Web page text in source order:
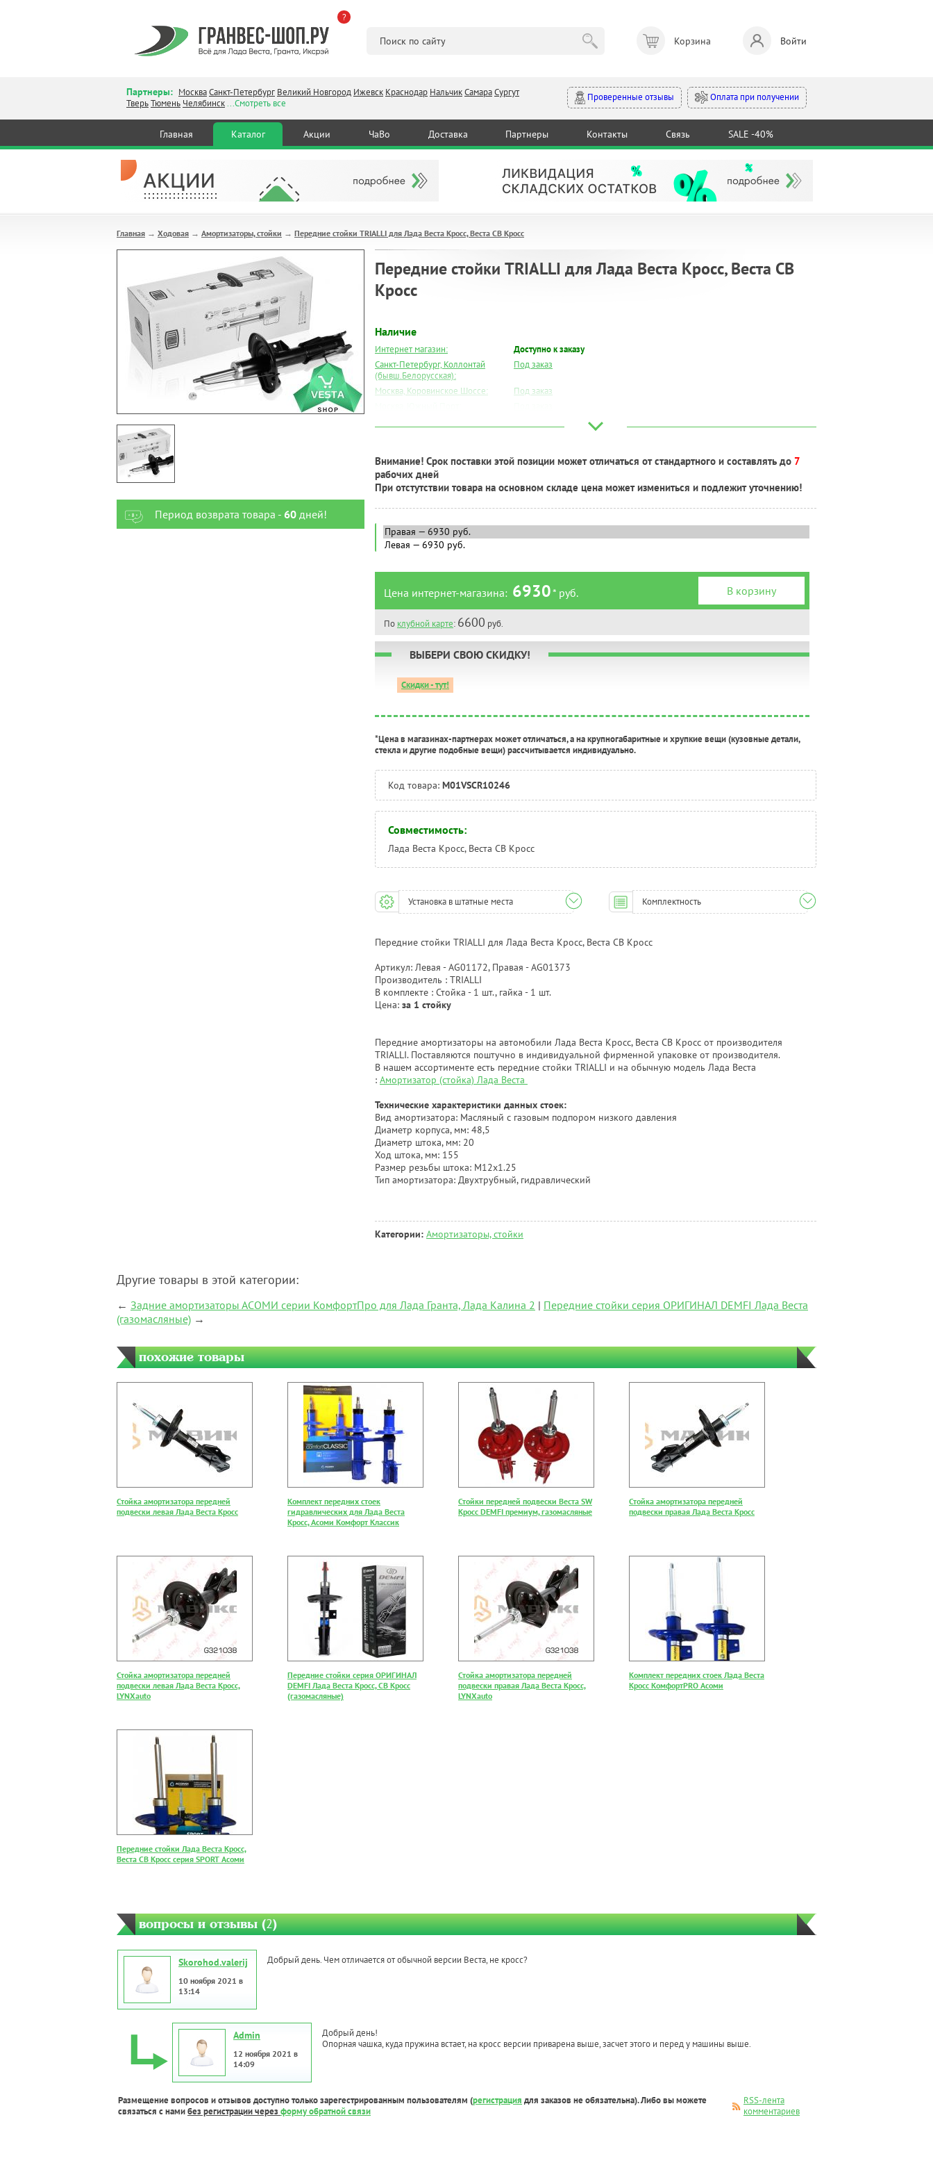
?
Корзина Войти
Партнеры: МоскваСанкт-Петербург Великий Новгород Ижевск Краснодар НальчикСамараСургут
ТверьТюмень Челябинск...Смотреть все
Проверенные отзывы Оплата при получении
Главная Каталог Акции ЧаВо Доставка Партнеры Контакты Связь SALE -40%
Главная → Ходовая → Амортизаторы, стойки → Передние стойки TRIALLI для Лада Веста Кросс, Веста СВ Кросс
Период возврата товара - 60дней!
Передние стойки TRIALLI для Лада Веста Кросс, Веста СВ
Кросс
Наличие
Интернет магазин:
Доступно к заказу
Санкт-Петербург, Коллонтай
(бывш.Белорусская):
Под заказ
Москва, Коровинское Шоссе:
Под заказ
Самара:
Под заказ
Тверь:
Внимание! Срок поставки этой позиции может отличаться от стандартного и составлять до 7
рабочих дней
При отстутствии товара на основном складе цена может измениться и подлежит уточнению!
Цена интернет-магазина: 6930* руб. В корзину
По клубной карте: 6600 руб.
ВЫБЕРИ СВОЮ СКИДКУ!
Скидки - тут!
*Цена в магазинах-партнерах может отличаться, а на крупногабаритные и хрупкие вещи (кузовные детали,
стекла и другие подобные вещи) рассчитывается индивидуально.
Код товара: M01VSCR10246
Совместимость:
Лада Веста Кросс, Веста СВ Кросс
Установка в штатные места Комплектность
Передние стойки TRIALLI для Лада Веста Кросс, Веста СВ Кросс
Артикул: Левая - AG01172, Правая - AG01373
Производитель : TRIALLI
В комплекте : Стойка - 1 шт., гайка - 1 шт.
Цена: за 1 стойку
Передние амортизаторы на автомобили Лада Веста Кросс, Веста СВ Кросс от производителя
TRIALLI. Поставляются поштучно в индивидуальной фирменной упаковке от производителя.
В нашем ассортименте есть передние стойки TRIALLI и на обычную модель Лада Веста
: Амортизатор (стойка) Лада Веста
Технические характеристики данных стоек:
Вид амортизатора: Масляный с газовым подпором низкого давления
Диаметр корпуса, мм: 48,5
Диаметр штока, мм: 20
Ход штока, мм: 155
Размер резьбы штока: M12x1.25
Тип амортизатора: Двухтрубный, гидравлический
Категории: Амортизаторы, стойки
Другие товары в этой категории:
← Задние амортизаторы АСОМИ серии КомфортПро для Лада Гранта, Лада Калина 2 | Передние стойки серия ОРИГИНАЛ DEMFI Лада Веста
(газомасляные) →
похожие товары
Стойка амортизатора передней
подвески левая Лада Веста Кросс
Комплект передних стоек
гидравлических для Лада Веста
Кросс, Асоми Комфорт Классик
Стойки передней подвески Веста SW
Кросс DEMFI премиум, газомасляные
Стойка амортизатора передней
подвески правая Лада Веста Кросс
Стойка амортизатора передней
подвески левая Лада Веста Кросс,
LYNXauto
Передние стойки серия ОРИГИНАЛ
DEMFI Лада Веста Кросс, СВ Кросс
(газомасляные)
Стойка амортизатора передней
подвески правая Лада Веста Кросс,
LYNXauto
Комплект передних стоек Лада Веста
Кросс КомфортPRO Асоми
Передние стойки Лада Веста Кросс,
Веста СВ Кросс серия SPORT Асоми
вопросы и отзывы (2)
Skorohod.valerij
10 ноября 2021 в
13:14
Добрый день. Чем отличается от обычной версии Веста, не кросс?
Admin
12 ноября 2021 в
14:09
Добрый день!
Опорная чашка, куда пружина встает, на кросс версии приварена выше, засчет этого и перед у машины выше.
Размещение вопросов и отзывов доступно только зарегестрированным пользователям (регистрация для заказов не обязательна). Либо вы можете
связаться с намибез регистрации через форму обратной связи
RSS-лента
комментариев